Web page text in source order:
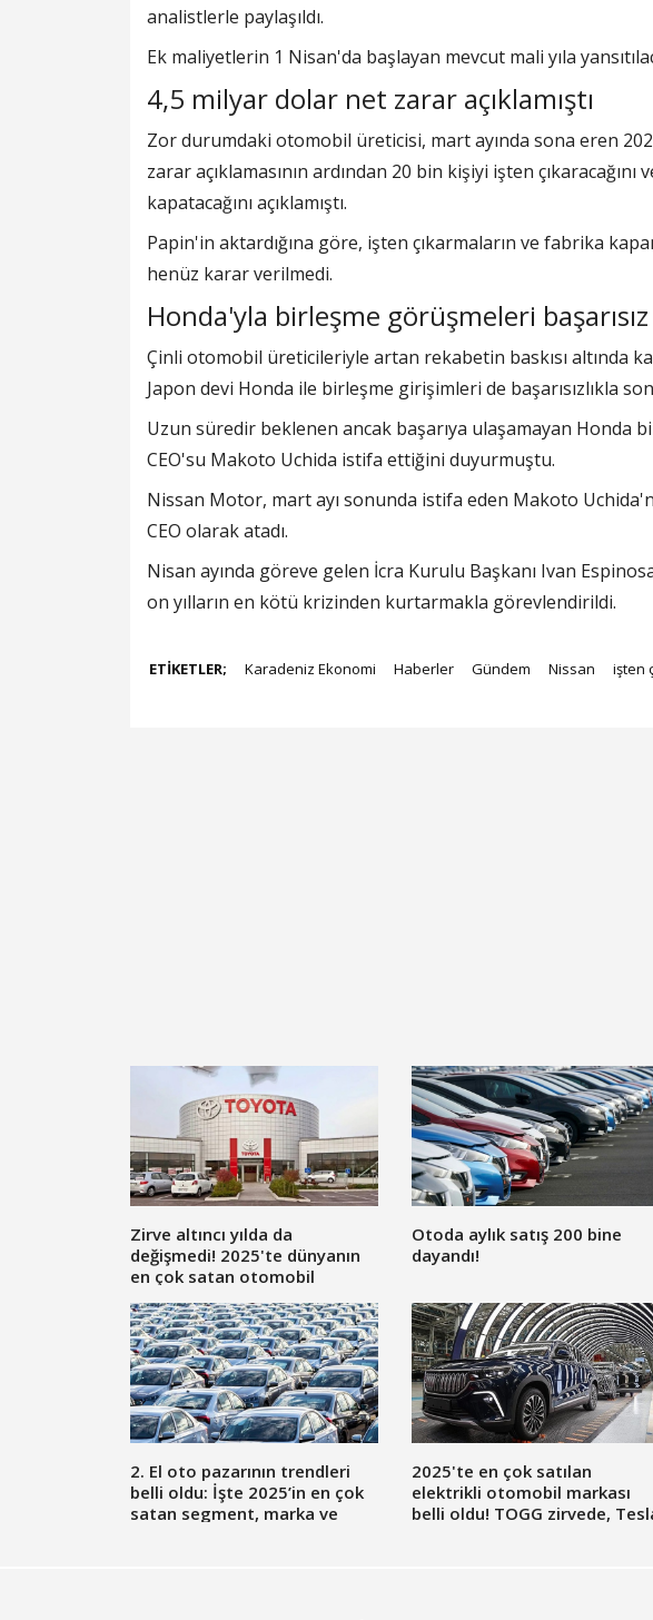
analistlerle paylaşıldı.
Ek maliyetlerin 1 Nisan'da başlayan mevcut mali yıla
4,5 milyar dolar net zarar açıklamıştı
Zor durumdaki otomobil üreticisi, mart ayında sona eren
zarar açıklamasının ardından 20 bin kişiyi işten
kapatacağını açıklamıştı.
Papin'in aktardığına göre, işten çıkarmaların ve fabrika
henüz karar verilmedi.
Honda'yla birleşme görüşmeleri
Çinli otomobil üreticileriyle artan rekabetin baskısı altında
Japon devi Honda ile birleşme girişimleri de başarısızlıkla
Uzun süredir beklenen ancak başarıya ulaşamayan Honda
CEO'su Makoto Uchida istifa ettiğini duyurmuştu.
Nissan Motor, mart ayı sonunda istifa eden Makoto
CEO olarak atadı.
Nisan ayında göreve gelen İcra Kurulu Başkanı Ivan
on yılların en kötü krizinden kurtarmakla görevlendirildi.
ETİKETLER; Karadeniz Ekonomi Haberler Gündem Nissan işten
Zirve altıncı yılda da
değişmedi! 2025'te dünyanın
en çok satan otomobil
Otoda aylık satış 200 bine
dayandı!
2. El oto pazarının trendleri
belli oldu: İşte 2025’in en çok
satan segment, marka ve
2025'te en çok satılan
elektrikli otomobil markası
belli oldu! TOGG zirvede,